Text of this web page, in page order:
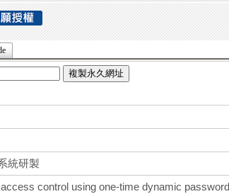
複製永久網址
統研製
control using one-time dynamic password